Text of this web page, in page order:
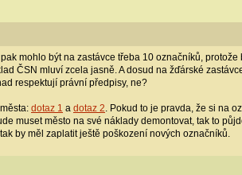
mohlo být na zastávce třeba 10 označníků,
ČSN mluví zcela jasně. A dosud na žďárské
respektují právní předpisy, ne?
dotaz 1 a dotaz 2. Pokud to je pravda, že si na
muset město na své náklady demontovat, tak to
by měl zaplatit ještě poškození nových označníků.